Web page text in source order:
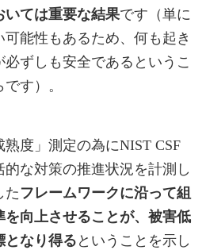
いては重要な結果です（単に
能性もあるため、何も起き
ずしも安全であるというこ
す）。
度」測定の為にNIST CSF
な対策の推進状況を計測し
た フレームワークに沿って組
向上させることが、被害低
となり得る ということを示し